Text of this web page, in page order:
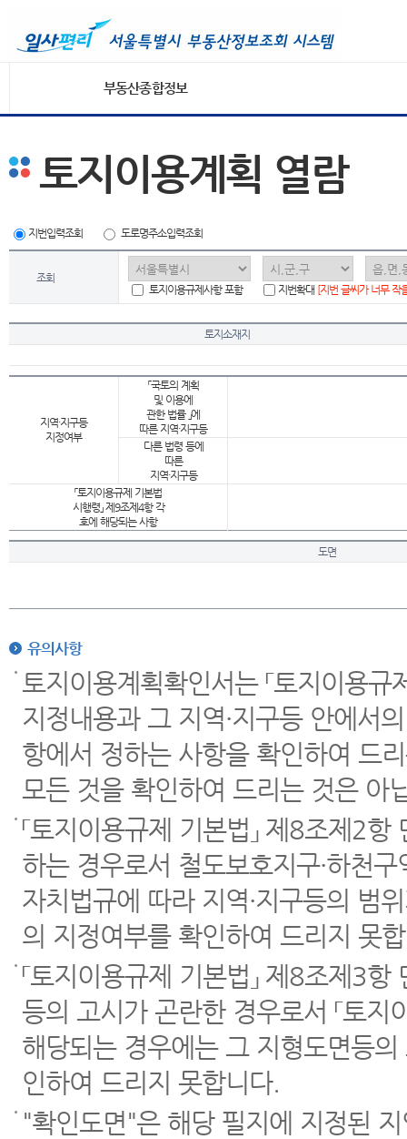
부동산종합정보
토지이용계획 열람
지번입력조회 도로명주소입력조회
조회
토지이용규제사항 포함
지번확대 [지번 글씨가 너무 작
토지소재지
지역·지구등
지정여부
「국토의 계획
및 이용에
관한 법률 」에
따른 지역·지구등
다른 법령 등에
따른
지역·지구등
「토지이용규제 기본법
시행령」 제9조제4항 각
호에 해당되는 사항
도면
유의사항
토지이용계획확인서는 「토지이용
지정내용과 그 지역·지구등 안에서
항에서 정하는 사항을 확인하여 드
모든 것을 확인하여 드리는 것은 아
「토지이용규제 기본법」 제8조제2
하는 경우로서 철도보호지구·하천
자치법규에 따라 지역·지구등의 범
의 지정여부를 확인하여 드리지 못
「토지이용규제 기본법」 제8조제3
등의 고시가 곤란한 경우로서 「토
해당되는 경우에는 그 지형도면등
인하여 드리지 못합니다.
"확인도면"은 해당 필지에 지정된